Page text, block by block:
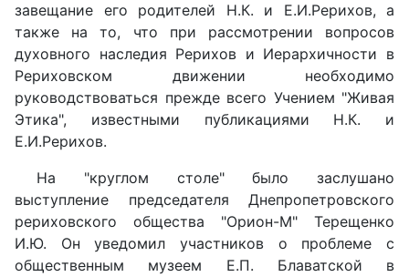
завещание его родителей Н.К. и Е.И.Рерихов, а
также на то, что при рассмотрении вопросов
духовного наследия Рерихов и Иерархичности в
Рериховском движении необходимо
руководствоваться прежде всего Учением "Живая
Этика", известными публикациями Н.К. и
Е.И.Рерихов.
На "круглом столе" было заслушано
выступление председателя Днепропетровского
рериховского общества "Орион-М" Терещенко
И.Ю. Он уведомил участников о проблеме с
общественным музеем Е.П. Блаватской в